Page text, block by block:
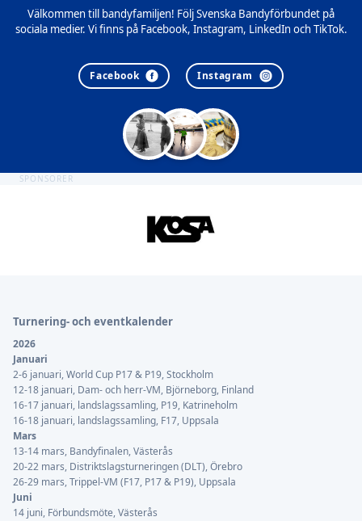
Välkommen till bandyfamiljen! Följ Svenska Bandyförbundet på
sociala medier. Vi finns på Facebook, Instagram, LinkedIn och TikTok.
Facebook Instagram
SPONSORER
Turnering- och eventkalender
2026
Januari
2-6 januari, World Cup P17 & P19, Stockholm
12-18 januari, Dam- och herr-VM, Björneborg, Finland
16-17 januari, landslagssamling, P19, Katrineholm
16-18 januari, landslagssamling, F17, Uppsala
Mars
13-14 mars, Bandyfinalen, Västerås
20-22 mars, Distriktslagsturneringen (DLT), Örebro
26-29 mars, Trippel-VM (F17, P17 & P19), Uppsala
Juni
14 juni, Förbundsmöte, Västerås